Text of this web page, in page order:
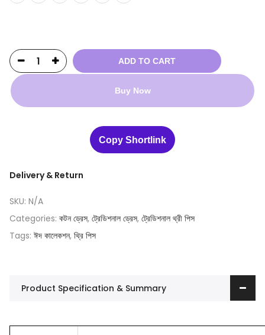
ADD TO CART
Buy Now
Copy Shortlink
Delivery & Return
SKU: N/A
Categories: কটন ড্রেস, ট্রেডিশনাল ড্রেস, ট্রেডিশনাল থ্রী পিস
Tags: ঈদ কালেকশন, থ্রি পিস
Product Specification & Summary